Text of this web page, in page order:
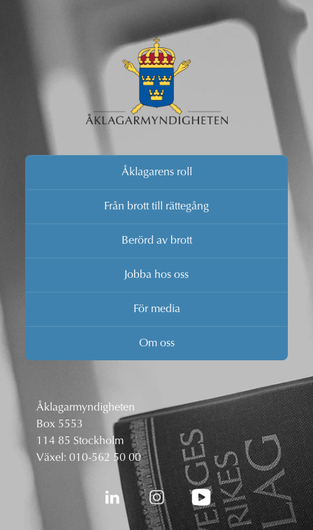
Åklagarens roll
Från brott till rättegång
Berörd av brott
Jobba hos oss
För media
Om oss
Åklagarmyndigheten
Box 5553
114 85 Stockholm
Växel: 010-562 50 00